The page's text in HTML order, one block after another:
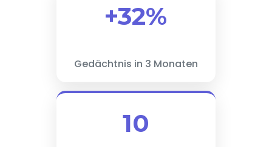
+32%
Gedächtnis in 3 Monaten
10